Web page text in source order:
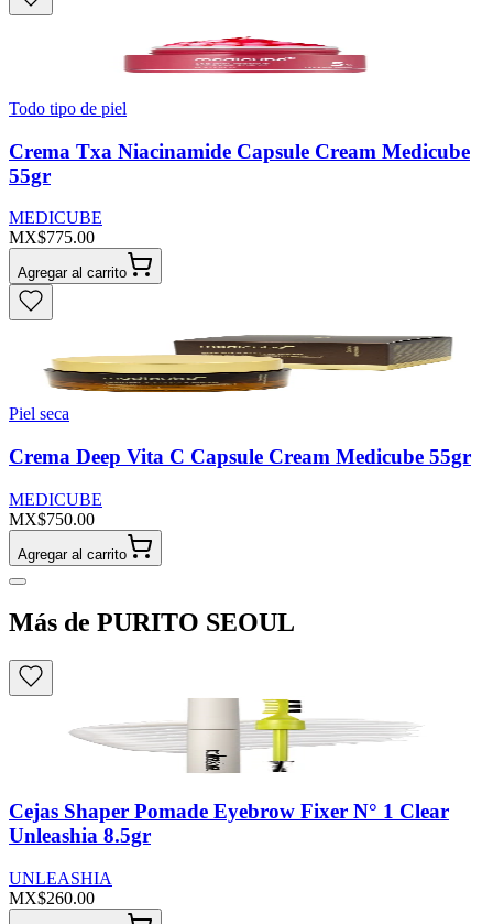
Todo tipo de piel
Crema Txa Niacinamide Capsule Cream Medicube
55gr
MEDICUBE
MX$775.00
Agregar al carrito
Piel seca
Crema Deep Vita C Capsule Cream Medicube 55gr
MEDICUBE
MX$750.00
Agregar al carrito
Más de PURITO SEOUL
Cejas Shaper Pomade Eyebrow Fixer N° 1 Clear
Unleashia 8.5gr
UNLEASHIA
MX$260.00